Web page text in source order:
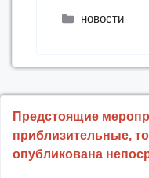
Рубрики
новости
Предстоящие
приблизительные,
опубликована